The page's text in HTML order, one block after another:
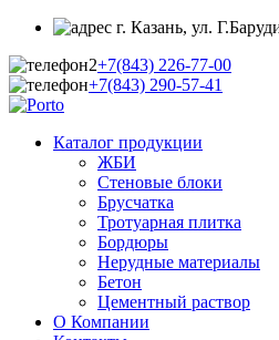
г. Казань, ул.
+7(843) 226-77-00
+7(843) 290-57-41
Каталог продукции
ЖБИ
Стеновые блоки
Брусчатка
Тротуарная плитка
Бордюры
Нерудные материалы
Бетон
Цементный раствор
О Компании